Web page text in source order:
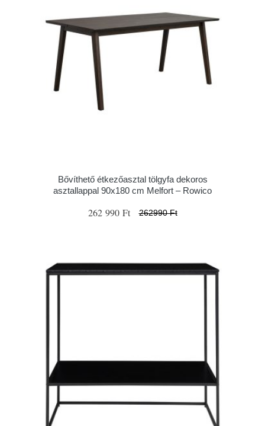
Bővíthető étkezőasztal tölgyfa dekoros
asztallappal 90x180 cm Melfort – Rowico
262 990 Ft 262990 Ft